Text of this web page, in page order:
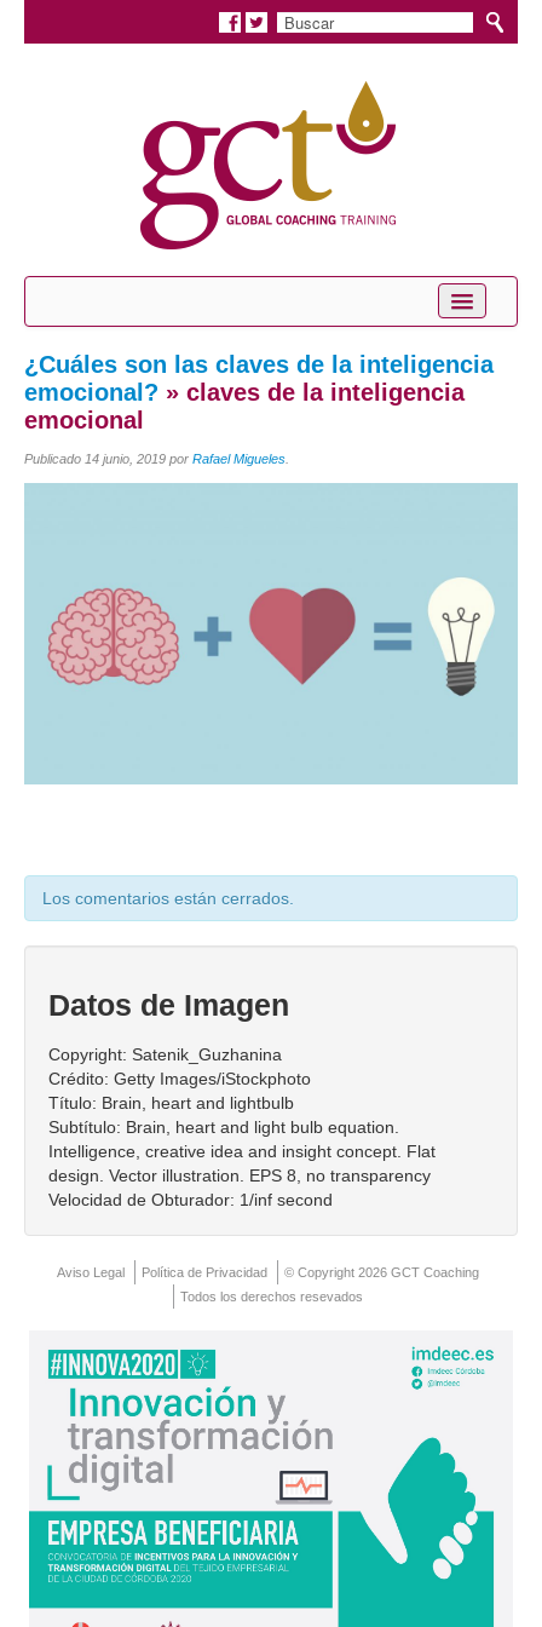
Conócenos
Coaching Personal
Coaching de Equipos
Píldoras
Smart Service
Direct Project
Certificación
Contacto
¿Cuáles son las claves de la inteligencia
emocional? » claves de la inteligencia
emocional
Publicado 14 junio, 2019 por Rafael Migueles
Los comentarios están cerrados.
Datos de Imagen
Copyright: Satenik_Guzhanina
Crédito: Getty Images/iStockphoto
Título: Brain, heart and lightbulb
Subtítulo: Brain, heart and light bulb equation.
Intelligence, creative idea and insight concept. Flat
design. Vector illustration. EPS 8, no transparency
Velocidad de Obturador: 1/inf second
Aviso Legal Política de Privacidad
© Copyright 2026 GCT Coaching
Todos los derechos resevados